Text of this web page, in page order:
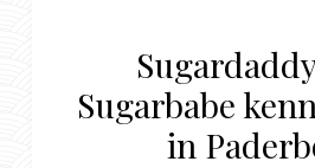
Sugarbabe
in